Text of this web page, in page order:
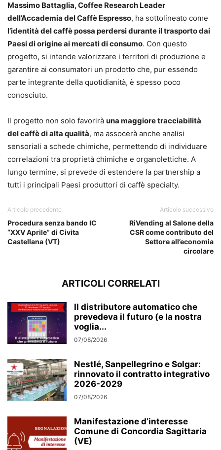
Massimo Battaglia, Coffee Research Leader
dell’Accademia del Caffè Espresso, ha sottolineato come
l’identità del caffè possa perdersi durante il trasporto dai
Paesi di origine ai mercati di consumo. Con questo
progetto, si intende valorizzare i territori di produzione e
garantire ai consumatori un prodotto che, pur essendo
parte integrante della quotidianità, è spesso poco
conosciuto.
Il progetto non solo favorirà una maggiore tracciabilità
del caffè di alta qualità, ma assocerà anche analisi
sensoriali a schede chimiche, permettendo di individuare
correlazioni tra proprietà chimiche e organolettiche. A
lungo termine, si prevede di estendere la partnership a
tutti i principali Paesi produttori di caffè specialty.
Articolo precedente
Procedura senza bando IC
“XXV Aprile” di Civita
Castellana (VT)
Articolo successivo
RiVending al Salone della
CSR come contributo del
Settore all’economia
circolare
ARTICOLI CORRELATI
Il distributore automatico che
prevedeva il futuro (e la nostra
voglia...
07/08/2026
Nestlé, Sanpellegrino e Solgar:
rinnovato il contratto integrativo
2026-2029
07/08/2026
Manifestazione d’interesse
Comune di Concordia Sagittaria
(VE)